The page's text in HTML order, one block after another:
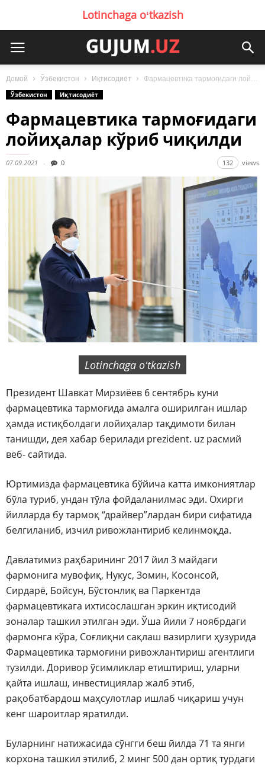
Lotinchaga oʻtkazish
Домой Ўзбекистон Иқтисодиёт
Фармацевтика тармоғидаги лойиҳалар кўриб чиқилди
Ўзбекистон
Иқтисодиёт
Фармацевтика тармоғидаги
лойиҳалар кўриб чиқилди
07.09.2021 0 132 views
Lotinchaga oʻtkazish
Президент Шавкат Мирзиёев 6 сентябрь куни
фармацевтика тармоғида амалга оширилган ишлар
ҳамда истиқболдаги лойиҳалар тақдимоти билан
танишди, дея хабар берилади prezident. uz расмий
веб- сайтида.
Юртимизда фармацевтика бўйича катта имкониятлар
бўла туриб, ундан тўла фойдаланилмас эди. Охирги
йилларда бу тармоқ “драйвер”лардан бири сифатида
белгиланиб, изчил ривожлантириб келинмоқда.
Давлатимиз раҳбарининг 2017 йил 3 майдаги
фармонига мувофиқ, Нукус, Зомин, Косонсой,
Сирдарё, Бойсун, Бўстонлиқ ва Паркентда
фармацевтикага ихтисослашган эркин иқтисодий
зоналар ташкил этилган эди. Ўша йили 7 ноябрдаги
фармонга кўра, Соғлиқни сақлаш вазирлиги ҳузурида
Фармацевтика тармоғини ривожлантириш агентлиги
тузилди. Доривор ўсимликлар етиштириш, уларни
қайта ишлаш, инвестициялар жалб этиб,
рақобатбардош маҳсулотлар ишлаб чиқариш учун
кенг шароитлар яратилди.
Буларнинг натижасида сўнгги беш йилда 71 та янги
корхона ташкил этилиб, 2 минг 500 дан ортиқ турдаги